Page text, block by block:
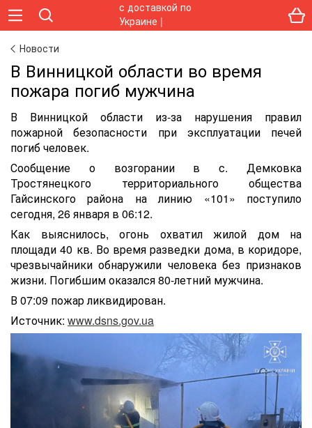
Новости
В Винницкой области во время
пожара погиб мужчина
В Винницкой области из-за нарушения правил
пожарной безопасности при эксплуатации печей
погиб человек.
Сообщение о возгорании в с. Демковка
Тростянецкого территориального общества
Гайсинского района на линию «101» поступило
сегодня, 26 января в 06:12.
Как выяснилось, огонь охватил жилой дом на
площади 40 кв. Во время разведки дома, в коридоре,
чрезвычайники обнаружили человека без признаков
жизни. Погибшим оказался 80-летний мужчина.
В 07:09 пожар ликвидирован.
Источник: www.dsns.gov.ua